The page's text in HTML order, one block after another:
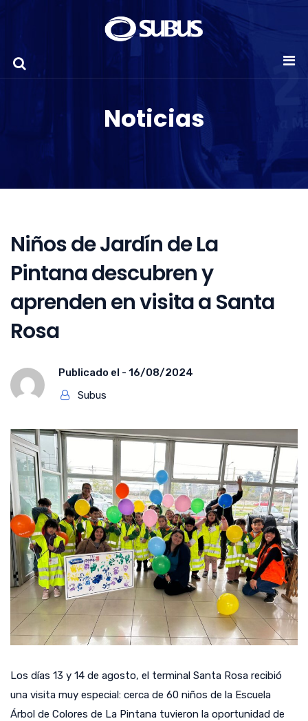
Noticias
Niños de Jardín de La
Pintana descubren y
aprenden en visita a Santa
Rosa
Publicado el - 16/08/2024
Subus
Los días 13 y 14 de agosto, el terminal Santa Rosa recibió
una visita muy especial: cerca de 60 niños de la Escuela
Árbol de Colores de La Pintana tuvieron la oportunidad de